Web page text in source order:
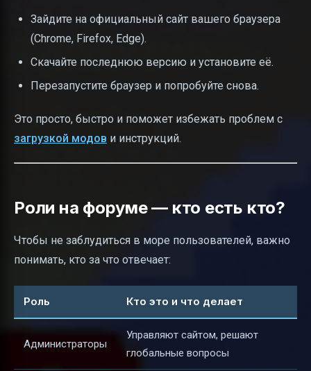
Зайдите на официальный сайт вашего браузера
(Chrome, Firefox, Edge).
Скачайте последнюю версию и установите её.
Перезапустите браузер и попробуйте снова.
Это просто, быстро и поможет избежать проблем с
загрузкой модов и инструкций.
Роли на форуме — кто есть кто?
Чтобы не заблудиться в море пользователей, важно
понимать, кто за что отвечает:
Роль Кто это и что делает
Администраторы
Управляют сайтом, решают
глобальные вопросы